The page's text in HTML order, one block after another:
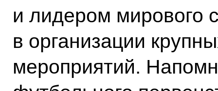
и лидером мирового
в организации
мероприятий.